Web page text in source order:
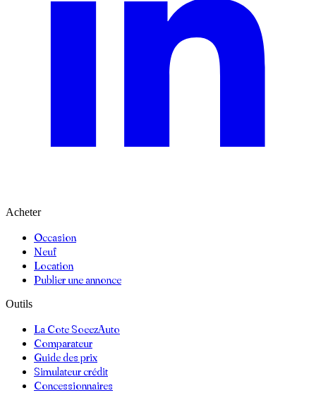
Acheter
Occasion
Neuf
Location
Publier une annonce
Outils
La Cote SoeezAuto
Comparateur
Guide des prix
Simulateur crédit
Concessionnaires